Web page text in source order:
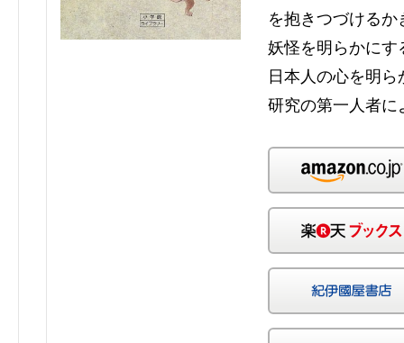
を抱きつづける
妖怪を明らかに
日本人の心を明
研究の第一人者に